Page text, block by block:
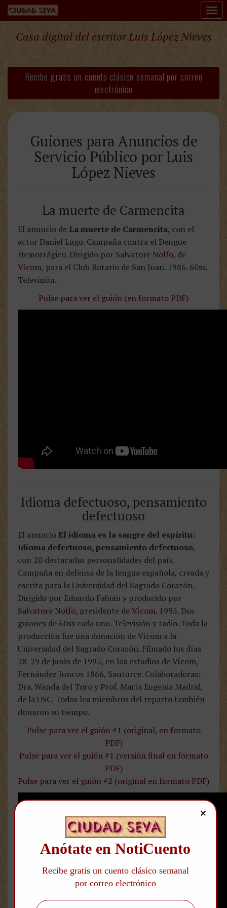
Casa digital del escritor Luis López Nieves
Recibe gratis un cuento clásico semanal por correo
electrónico
Guiones para Anuncios de
Servicio Público por Luis
López Nieves
La muerte de Carmencita
El anuncio de La muerte de Carmencita, con el
actor Daniel Lugo. Campaña contra el Dengue
Hemorrágico. Dirigido por Salvatore Nolfo, de
Vícom, para el Club Rotario de San Juan. 1986. 60ss.
Televisión.
Pulse para ver el guión (en formato PDF)
Idioma defectuoso, pensamiento
defectuoso
El anuncio El idioma es la sangre del espíritu:
Idioma defectuoso, pensamiento defectuoso,
con 20 destacadas personalidades del país.
Campaña en defensa de la lengua española, creada y
escrita para la Universidad del Sagrado Corazón.
Dirigido por Eduardo Fabián y producido por
Salvatore Nolfo, presidente deVícom. 1995. Dos
guiones de 60ss cada uno. Televisión y radio. Toda la
producción fue una donación de Vícom a la
Universidad del Sagrado Corazón. Filmado los días
28-29 de junio de 1995, en los estudios de Vícom,
Fernández Juncos 1866, Santurce. Colaboradoras:
Dra. Wanda del Toro y Prof. María Eugenia Madrid,
de la USC. Todos los miembros del reparto también
donaron su tiempo.
Pulse para ver el guión #1 (original, en formato
PDF)
Pulse para ver el guión #1 (versión final en formato
PDF)
Pulse para ver el guión #2 (original en formato PDF)
Anótate en NotiCuento
Recibe gratis un cuento clásico semanal
por correo electrónico